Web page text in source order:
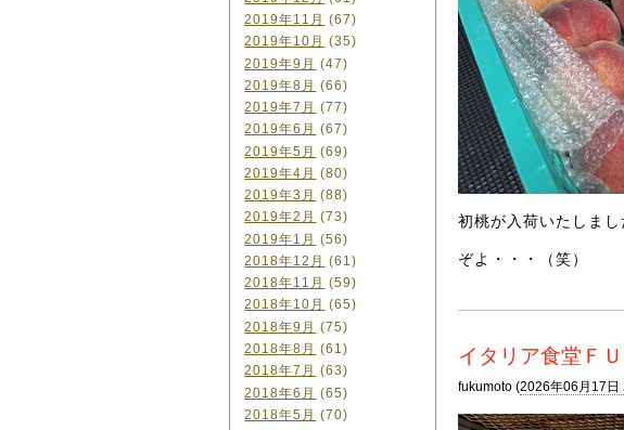
初桃が入荷いたしまし
ぞよ・・・（笑）
イタリア食堂Ｆ
fukumoto (2026年06月17日
2019年11月 (67)
2019年10月 (35)
2019年9月 (47)
2019年8月 (66)
2019年7月 (77)
2019年6月 (67)
2019年5月 (69)
2019年4月 (80)
2019年3月 (88)
2019年2月 (73)
2019年1月 (56)
2018年12月 (61)
2018年11月 (59)
2018年10月 (65)
2018年9月 (75)
2018年8月 (61)
2018年7月 (63)
2018年6月 (65)
2018年5月 (70)